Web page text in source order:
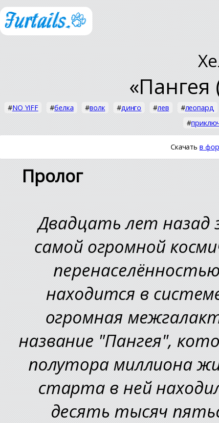
#NO YIFF #белка #волк #динго #лев #леопард
#
Скачатьв
Пролог
Двадцать лет назад
самой огромной
находится в
огромная
название "Пангея",
полутора миллиона
старта в ней
десять тысяч